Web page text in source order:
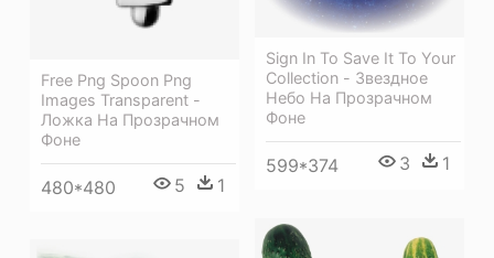
Free Png Spoon Png
Images Transparent -
Ложка На Прозрачном
Фоне
480*480 5 1
Sign In To Save It To Your
Collection - Звездное
Небо На Прозрачном
Фоне
599*374 3 1